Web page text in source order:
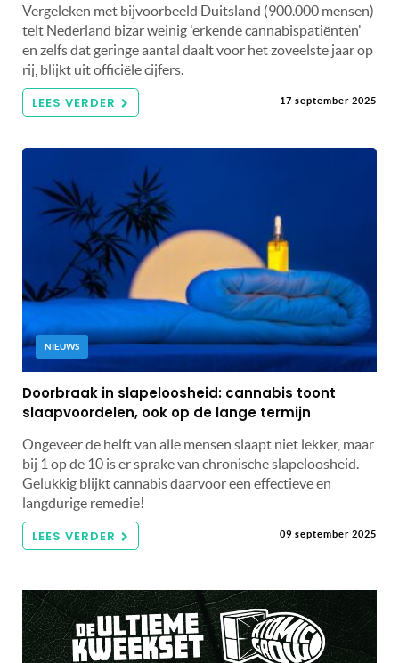
Vergeleken met bijvoorbeeld Duitsland (900.000 mensen)
telt Nederland bizar weinig 'erkende cannabispatiënten'
en zelfs dat geringe aantal daalt voor het zoveelste jaar op
rij, blijkt uit officiële cijfers.
LEES VERDER 17 september 2025
NIEUWS
Doorbraak in slapeloosheid: cannabis toont
slaapvoordelen, ook op de lange termijn
Ongeveer de helft van alle mensen slaapt niet lekker, maar
bij 1 op de 10 is er sprake van chronische slapeloosheid.
Gelukkig blijkt cannabis daarvoor een effectieve en
langdurige remedie!
LEES VERDER 09 september 2025